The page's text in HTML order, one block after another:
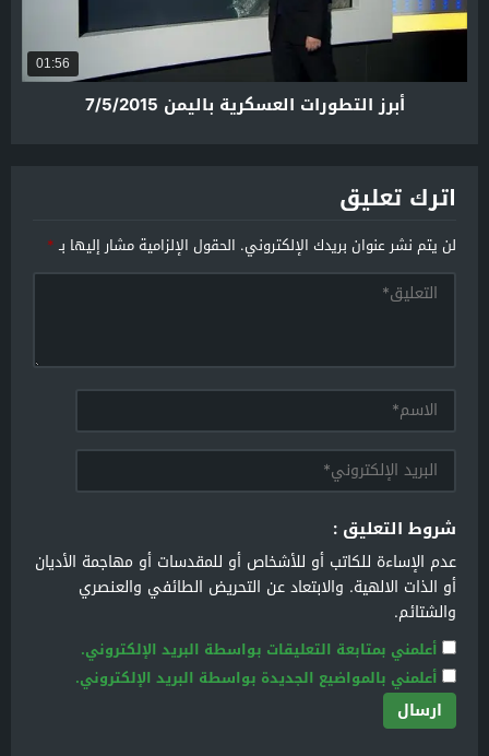
01:56
أبرز التطورات العسكرية باليمن 7/5/2015
اترك تعليق
لن يتم نشر عنوان بريدك الإلكتروني. الحقول الإلزامية مشار إليها بـ*
شروط التعليق :
عدم الإساءة للكاتب أو للأشخاص أو للمقدسات أو مهاجمة الأديان
أو الذات الالهية. والابتعاد عن التحريض الطائفي والعنصري
والشتائم.
أعلمني بمتابعة التعليقات بواسطة البريد الإلكتروني.
أعلمني بالمواضيع الجديدة بواسطة البريد الإلكتروني.